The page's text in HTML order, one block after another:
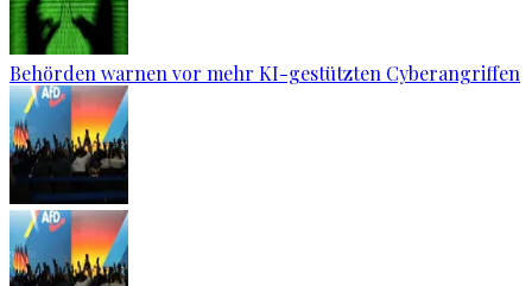
Behörden warnen vor mehr KI-gestützten Cyberangriffen